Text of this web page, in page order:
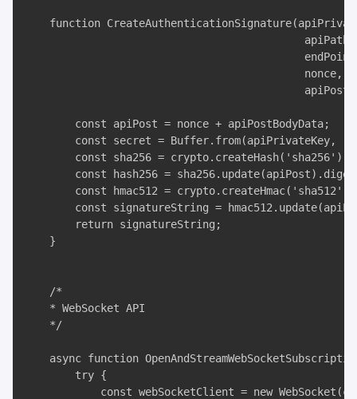
function
                                            nonce,
        const apiPost = nonce + apiPostBodyData;
const secret = Buffer.from(apiPrivateKey,
        const sha256 = crypto.createHash('sha256');
const hash256 =
const hmac512 = crypto.createHmac('sha512',
const signatureString =
        return signatureString;
    }
    /*
    * WebSocket API
    */
async function
        try {
const webSocketClient = new